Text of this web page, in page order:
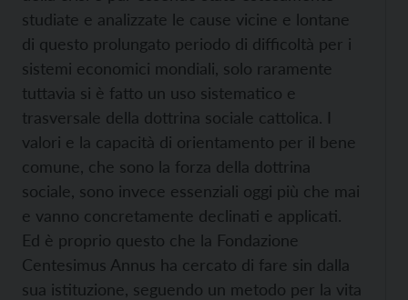
studiate e analizzate le cause vicine e lontane
di questo prolungato periodo di difficoltà per i
sistemi economici mondiali, solo raramente
tuttavia si è fatto un uso sistematico e
trasversale della dottrina sociale cattolica. I
valori e la capacità di orientamento per il bene
comune, che sono la forza della dottrina
sociale, sono invece essenziali oggi più che mai
e vanno concretamente declinati e applicati.
Ed è proprio questo che la Fondazione
Centesimus Annus ha cercato di fare sin dalla
sua istituzione, seguendo un metodo per la vita